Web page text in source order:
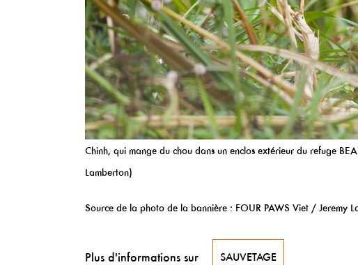
Chinh, qui mange du chou dans un enclos extérieur du refuge
Lamberton)
Source de la photo de la bannière : FOUR PAWS Viet / Jeremy
Plus d'informations sur SAUVETAGE